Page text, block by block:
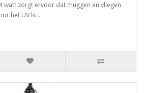
watt zorgt ervoor dat muggen en vliegen
het UV lic..